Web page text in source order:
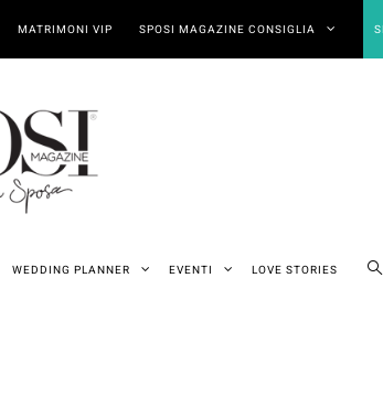
MATRIMONI VIP SPOSI MAGAZINE CONSIGLIA
WEDDING PLANNER EVENTI LOVE STORIES